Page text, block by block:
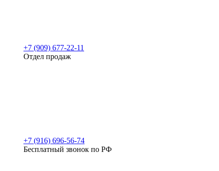
+7 (909) 677-22-11
Отдел продаж
+7 (916) 696-56-74
Бесплатный звонок по РФ